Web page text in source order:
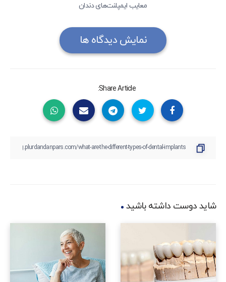
معایب ایمپلنت‌های دندان
نمایش دیدگاه ها
Share Article:
شاید دوست داشته باشید